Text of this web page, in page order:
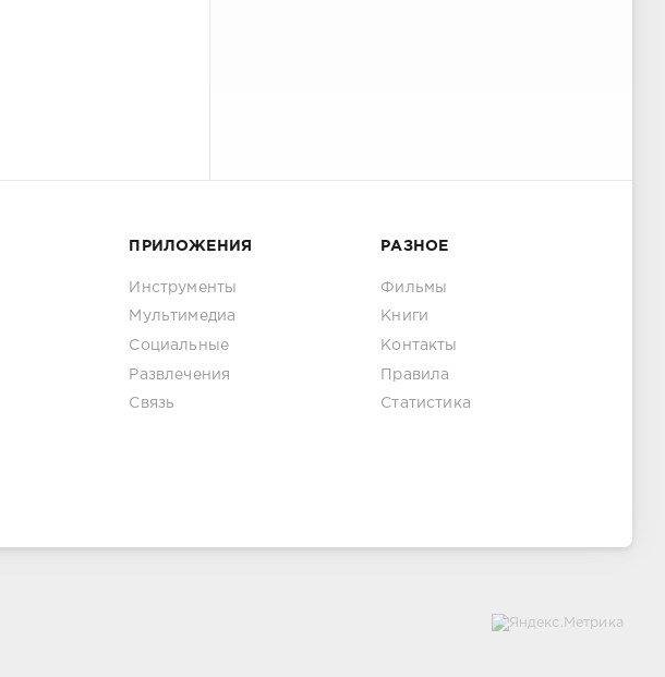
ПРИЛОЖЕНИЯ
Инструменты
Мультимедиа
Социальные
Развлечения
Связь
РАЗНОЕ
Фильмы
Книги
Контакты
Правила
Статистика